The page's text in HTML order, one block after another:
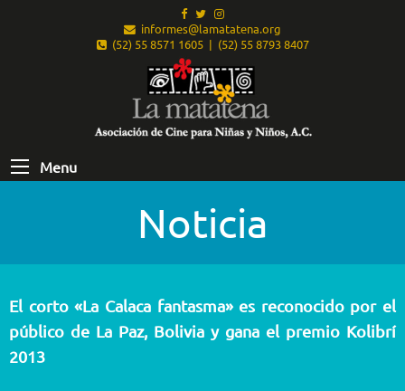
informes@lamatatena.org
(52) 55 8571 1605 | (52) 55 8793 8407
Menu
Noticia
El corto «La Calaca fantasma» es reconocido por el
público de La Paz, Bolivia y gana el premio Kolibrí
2013